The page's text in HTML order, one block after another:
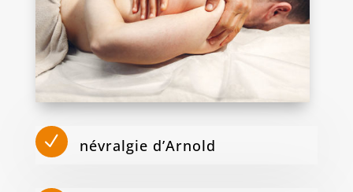
N névralgie d’Arnold